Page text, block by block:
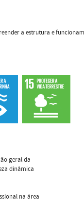
a estrutura e
geral da
dinâmica
na área